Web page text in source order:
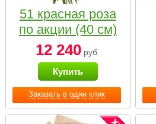
Заказать в один клик
51 красная роза
по акции (40 см)
12 240 руб.
Купить